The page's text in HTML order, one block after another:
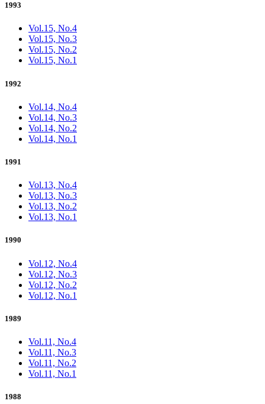
1993
Vol.15, No.4
Vol.15, No.3
Vol.15, No.2
Vol.15, No.1
1992
Vol.14, No.4
Vol.14, No.3
Vol.14, No.2
Vol.14, No.1
1991
Vol.13, No.4
Vol.13, No.3
Vol.13, No.2
Vol.13, No.1
1990
Vol.12, No.4
Vol.12, No.3
Vol.12, No.2
Vol.12, No.1
1989
Vol.11, No.4
Vol.11, No.3
Vol.11, No.2
Vol.11, No.1
1988